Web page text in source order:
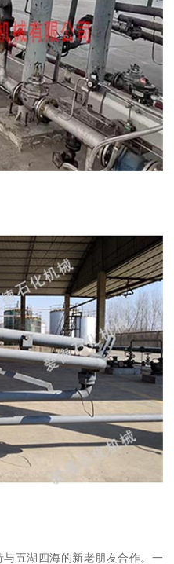
五湖四海的新老朋友合作。一